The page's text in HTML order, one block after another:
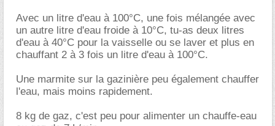
Avec un litre d'eau à 100°C, une fois mélangée avec
un autre litre d'eau froide à 10°C, tu-as deux litres
d'eau à 40°C pour la vaisselle ou se laver et plus en
chauffant 2 à 3 fois un litre d'eau à 100°C.
Une marmite sur la gazinière peu également chauffer
l'eau, mais moins rapidement.
8 kg de gaz, c'est peu pour alimenter un chauffe-eau